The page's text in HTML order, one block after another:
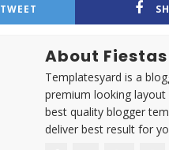
TWEET
About
Templatesyard is a
premium looking
best quality blogger
deliver best result for